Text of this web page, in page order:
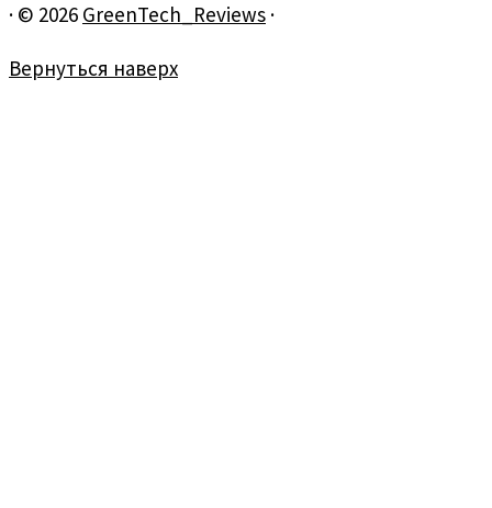
· © 2026 GreenTech_Reviews ·
Вернуться наверх